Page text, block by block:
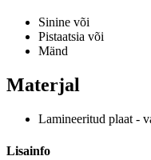
Sinine või
Pistaatsia või
Mänd
Materjal
Lamineeritud plaat -
Lisainfo